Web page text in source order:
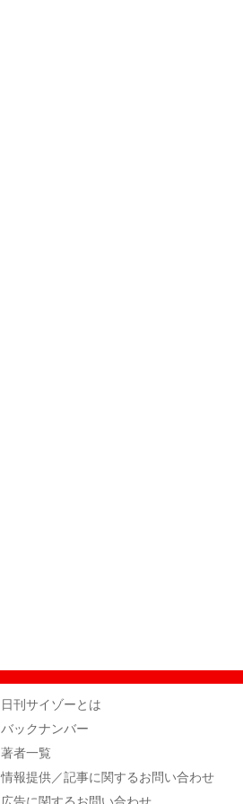
日刊サイゾーとは
バックナンバー
著者一覧
情報提供／記事に関するお問い合わせ